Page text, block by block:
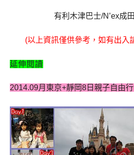
有利木津巴士/N’ex成
(以上資訊僅供參考，如有出入
延伸閱讀
2014.09月東京+靜岡8日親子自由